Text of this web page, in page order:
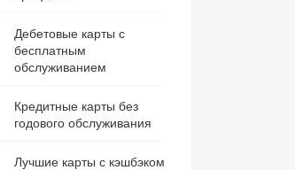
Дебетовые карты с
бесплатным
обслуживанием
Кредитные карты без
годового обслуживания
Лучшие карты с кэшбэком